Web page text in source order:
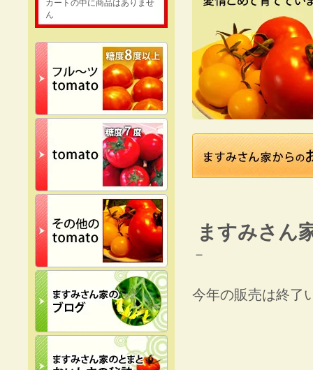
カートの中に商品はありませ
ん
ますみさん
－
今年の販売は終了